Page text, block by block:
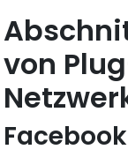
von
Facebook